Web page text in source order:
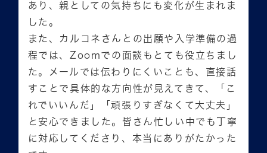
あり、親としての気持ちにも変化が生まれま
した。
また、カルコネさんとの出願や入学準備の過
程では、Zoomでの面談もとても役立ちまし
た。メールでは伝わりにくいことも、直接話
すことで具体的な方向性が見えてきて、「こ
れでいいんだ」「頑張りすぎなくて大丈夫」
と安心できました。皆さん忙しい中でも丁寧
に対応してくださり、本当にありがたかった